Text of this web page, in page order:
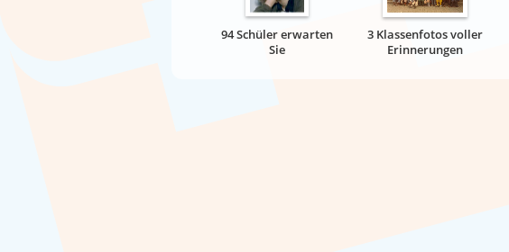
94 Schüler erwarten
Sie
3 Klassenfotos voller
Erinnerungen